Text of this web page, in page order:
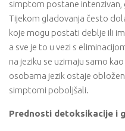
simptom postane
Tijekom gladovanja često
koje mogu postati deblje ili im
a sve je to u vezi s
na jeziku se uzimaju samo
osobama jezik ostaje
simptomi poboljšali.
Prednosti detoksikacije i